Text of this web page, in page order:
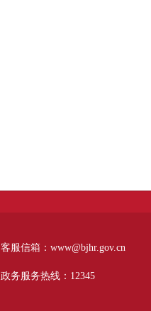
客服信箱：www@bjhr.gov.cn
政务服务热线：12345